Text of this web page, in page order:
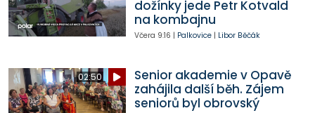
dožínky jede Petr Kotvald
na kombajnu
Včera 9:16 | Palkovice| Libor Běčák
02:50
Senior akademie v Opavě
zahájila další běh. Zájem
seniorů byl obrovský